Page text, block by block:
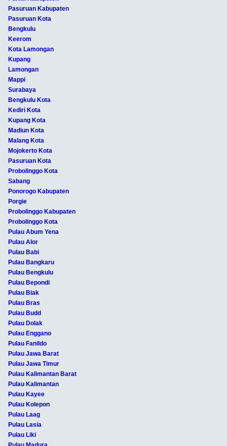
Pasuruan Kabupaten
Pasuruan Kota
Bengkulu
Keerom
Kota Lamongan
Kupang
Lamongan
Mappi
Surabaya
Bengkulu Kota
Kediri Kota
Kupang Kota
Madiun Kota
Malang Kota
Mojokerto Kota
Pasuruan Kota
Probolinggo Kota
Sabang
Ponorogo Kabupaten
Porgie
Probolinggo Kabupaten
Probolinggo Kota
Pulau Abum Yena
Pulau Alor
Pulau Babi
Pulau Bangkaru
Pulau Bengkulu
Pulau Bepondi
Pulau Biak
Pulau Bras
Pulau Budd
Pulau Dolak
Pulau Enggano
Pulau Fanildo
Pulau Jawa Barat
Pulau Jawa Timur
Pulau Kalimantan Barat
Pulau Kalimantan
Pulau Kayee
Pulau Kolepon
Pulau Laag
Pulau Lasia
Pulau Liki